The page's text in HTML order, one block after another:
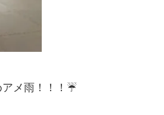
メ雨！！！☔